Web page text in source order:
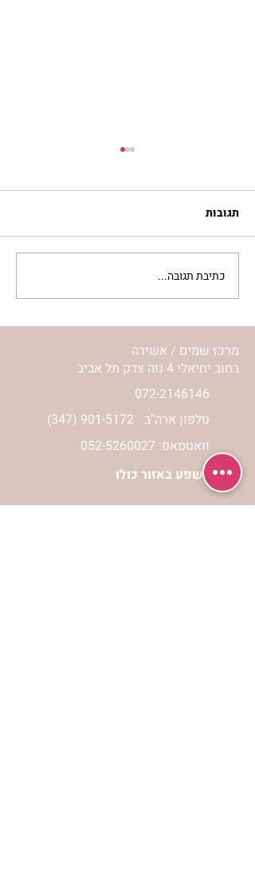
אני ה’ רופאך – על מחלות,
היוצרותן ומניעתן | שושי
גבאי
תגובות
כתיבת תגובה...
מרכז שמים / אשירה
רחוב יחיאלי 4 נוה צדק תל אביב
072-2146146
(347) 901-5172 טלפון ארה"ב
וואטסאפ: 052-5260027
חניה בשפע באזור כולו